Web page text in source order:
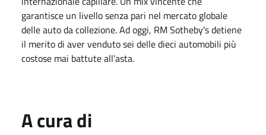
garantisce un livello senza pari nel mercato globale
delle auto da collezione. Adoggi, RM Sotheby's detiene
il merito di aver venduto sei delle dieci automobili più
costose mai battute all’asta.
A cura di